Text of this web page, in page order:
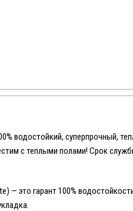
водостойкий, суперпрочный,
с теплыми полами! Срок
— это гарант 100%